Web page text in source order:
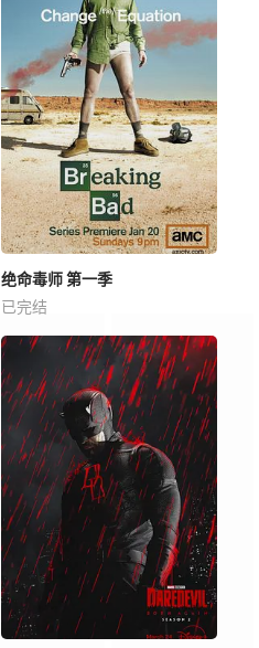
绝命毒师 第一季
已完结